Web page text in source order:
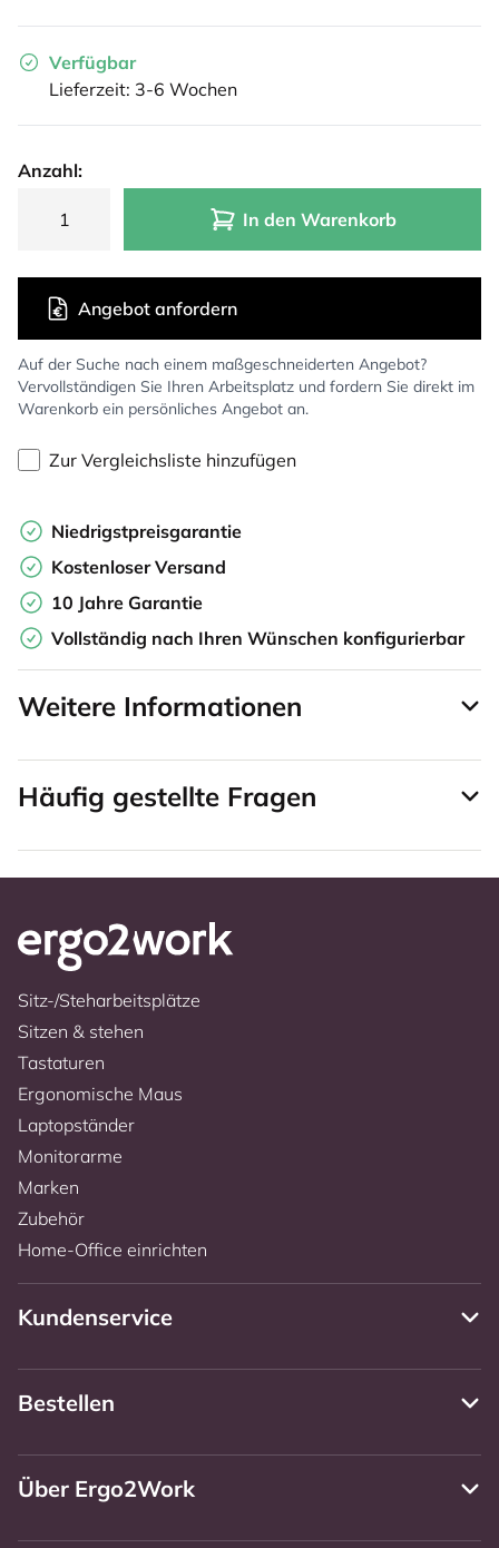
Verfügbar
Lieferzeit: 3-6 Wochen
Anzahl:
In den Warenkorb
Auf der Suche nach einem maßgeschneiderten Angebot?
Vervollständigen Sie Ihren Arbeitsplatz und fordern Sie direkt im
Warenkorb ein persönliches Angebot an.
Angebot anfordern
Zur Vergleichsliste hinzufügen
Niedrigstpreisgarantie
Kostenloser Versand
10 Jahre Garantie
Vollständig nach Ihren Wünschen konfigurierbar
Weitere Informationen
Häufig gestellte Fragen
Sitz-/Steharbeitsplätze
Sitzen & stehen
Tastaturen
Ergonomische Maus
Laptopständer
Monitorarme
Marken
Zubehör
Home-Office einrichten
Kundenservice
Bestellen
Über Ergo2Work